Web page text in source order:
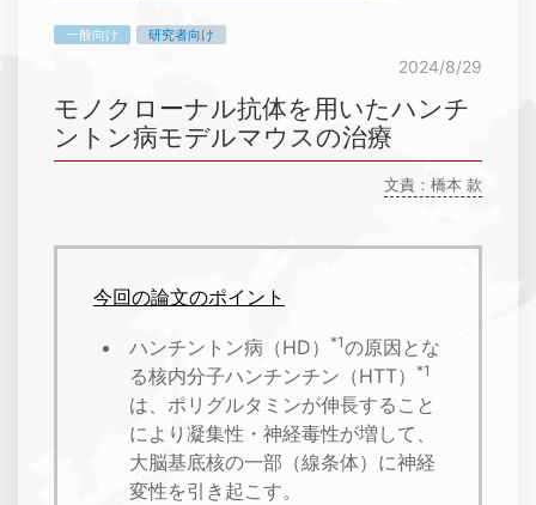
一般向け 研究者向け
2024/8/29
モノクローナル抗体を用いたハンチ
ントン病モデルマウスの治療
文責：橋本 款
今回の論文のポイント
ハンチントン病（HD） *1の原因とな
る核内分子ハンチンチン（HTT）
*1
は、ポリグルタミンが伸長すること
により凝集性・神経毒性が増して、
大脳基底核の一部（線条体）に神経
変性を引き起こす。